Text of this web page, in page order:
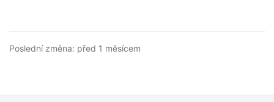
Poslední změna: před 1 měsícem